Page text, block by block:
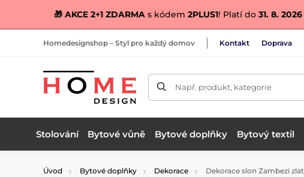
🎁 AKCE 2+1 ZDARMAs kódem 2PLUS1! Platí do31. 8. 2026
Homedesignshop – Styl pro každý domov Kontakt Doprava
Např. produkt, kategorie
Stolování Bytové vůně Bytové doplňky Bytový textil
Úvod Bytové doplňky Dekorace Dekorace slon Zambezi